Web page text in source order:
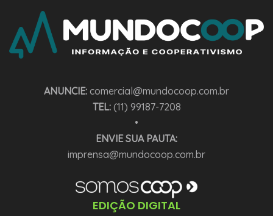
ANUNCIE: comercial@mundocoop.com.br
TEL:(11) 99187-7208
•
ENVIE SUA PAUTA:
imprensa@mundocoop.com.br
EDIÇÃO DIGITAL